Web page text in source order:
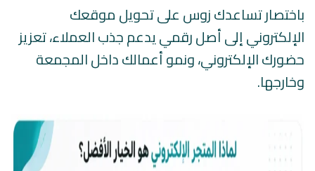
باختصار تساعدك زوس على تحويل موقعك
الإلكتروني إلى أصل رقمي يدعم جذب العملاء، تعزيز
حضورك الإلكتروني، ونمو أعمالك داخل المجمعة
وخارجها.